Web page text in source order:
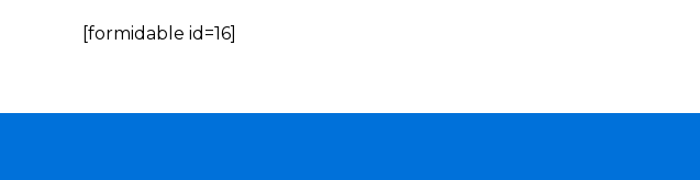
[formidable id=16]